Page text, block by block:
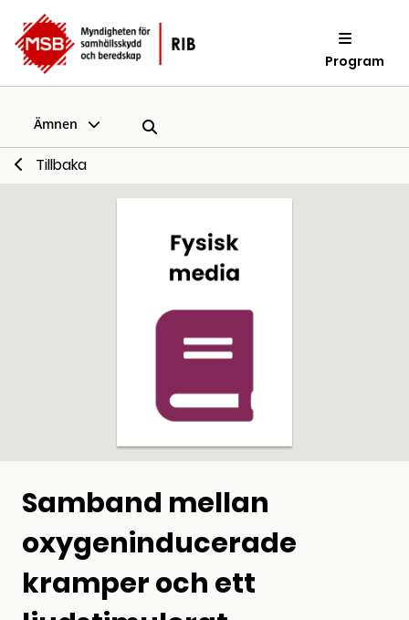
Program
Ämnen
Tillbaka
Samband mellan
oxygeninducerade
kramper och ett